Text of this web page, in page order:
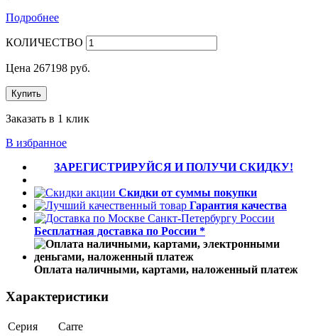
Подробнее
КОЛИЧЕСТВО
Цена 267198 руб.
Купить
Заказать в 1 клик
В избранное
ЗАРЕГИСТРИРУЙСЯ И ПОЛУЧИ СКИДКУ!
Скидки от суммы покупки
Гарантия качества
Бесплатная доставка по России *
Оплата наличными, картами, наложенный платеж
Характеристики
Серия
Carre